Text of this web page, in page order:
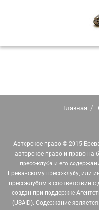
Главная
Авторское право © 2015
авторское право и право на
пресс-клуба и его
Ереванскому пресс-клубу, или
пресс-клубом в соответствии
создан при поддержке
(USAID). Содержание